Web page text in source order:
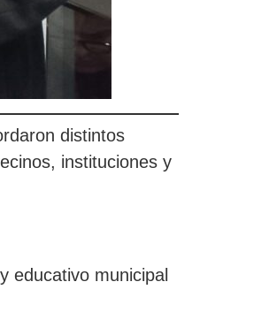
distintos
instituciones y
educativo municipal